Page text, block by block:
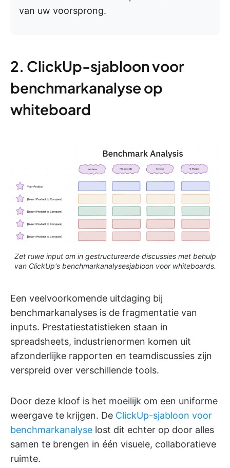
van uw voorsprong.
2. ClickUp-sjabloon voor
benchmarkanalyse op
whiteboard
Zet ruwe input om in gestructureerde discussies met behulp
van ClickUp's benchmarkanalysesjabloon voor whiteboards.
Een veelvoorkomende uitdaging bij
benchmarkanalyses is de fragmentatie van
inputs. Prestatiestatistieken staan in
spreadsheets, industrienormen komen uit
afzonderlijke rapporten en teamdiscussies zijn
verspreid over verschillende tools.
Door deze kloof is het moeilijk om een uniforme
weergave te krijgen. De ClickUp-sjabloon voor
benchmarkanalyse lost dit echter op door alles
samen te brengen in één visuele, collaboratieve
ruimte.